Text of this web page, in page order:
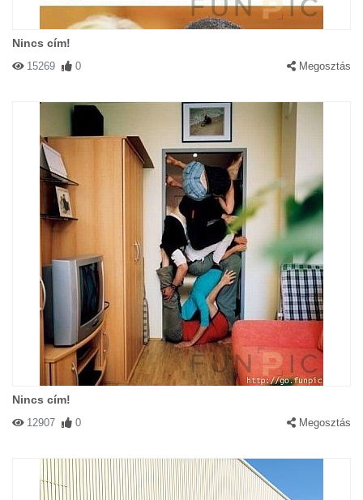
Nincs cím!
15269 0 Megosztás
Nincs cím!
12907 0 Megosztás